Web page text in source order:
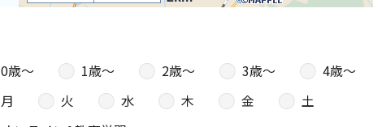
0歳〜 1歳〜 2歳〜 3歳〜 4歳〜
月 火 水 木 金
土